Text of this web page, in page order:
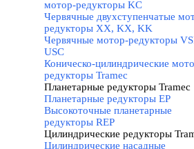
мотор-редукторы KC
Червячные двухступенчатые
редукторы XX, KX, KK
Червячные мотор-редукторы
USC
Коническо-цилиндрические
редукторы Tramec
Планетарные редукторы Tramec
Планетарные редукторы EP
Высокоточные планетарные
редукторы REP
Цилиндрические редукторы
Цилиндрические насадные